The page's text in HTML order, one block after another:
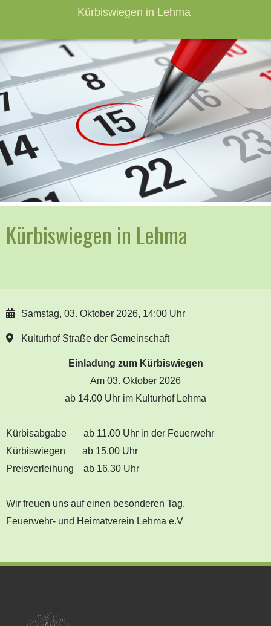
Kürbiswiegen in Lehma
Kürbiswiegen in Lehma
Samstag, 03. Oktober 2026, 14:00 Uhr
Kulturhof Straße der Gemeinschaft
Einladung zum Kürbiswiegen
Am 03. Oktober 2026
ab 14.00 Uhr im Kulturhof Lehma
Kürbisabgabe ab 11.00 Uhr in der Feuerwehr
Kürbiswiegen ab 15.00 Uhr
Preisverleihung ab 16.30 Uhr
Wir freuen uns auf einen besonderen Tag.
Feuerwehr- und Heimatverein Lehma e.V